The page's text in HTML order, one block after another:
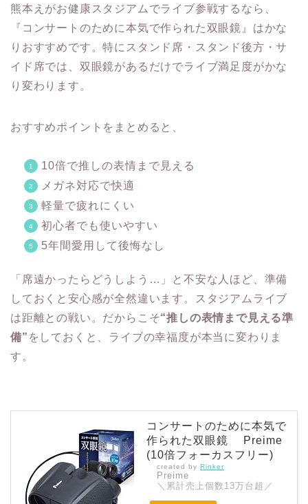
熊本えがお健康スタジアムでライブ参戦するなら、
『コンサートのために本気で作られた双眼鏡』はかな
りおすすめです。特にスタンド席・スタンド後方・サ
イド席では、双眼鏡があるだけでライブ満足度がかな
り変わります。
おすすめポイントをまとめると、
10倍で推しの表情まで見える
メガネ対応で快適
軽量で疲れにくい
初心者でも使いやすい
5年間愛用して後悔なし
「席遠かったらどうしよう…」と不安な人ほど、準備
しておくと安心感が全然違います。スタジアムライブ
は距離との戦い。だからこそ“推しの表情まで見える準
備” をしておくと、ライブの幸福度が本当に変わりま
す。
コンサートのために本気で
作られた双眼鏡 Preime
(10倍フォーカスフリー)
created by Rinker
Preime
＼累計売上個数13万台超／